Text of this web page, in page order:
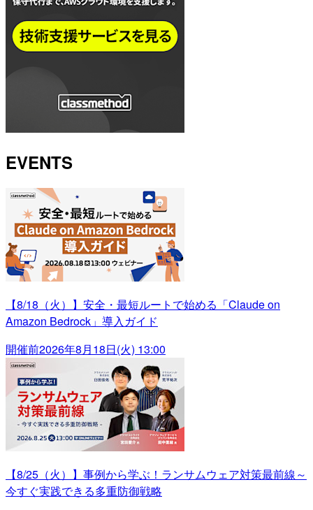
EVENTS
【8/18（火）】安全・最短ルートで始める「Claude on
Amazon Bedrock」導入ガイド
開催前2026年8月18日(火) 13:00
【8/25（火）】事例から学ぶ！ランサムウェア対策最前線～
今すぐ実践できる多重防御戦略